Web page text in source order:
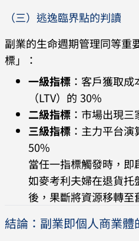
（三）逃逸臨界點的判讀
副業的生命週期管理同等重
標」：
一級指標 ：客戶獲取
（LTV）的 30%
二級指標 ：市場出現
三級指標 ：主力平台
50%
當任一指標觸發時，
如麥考利夫婦在退貨
後，果斷將資源移轉至
結論：副業即個人商業體